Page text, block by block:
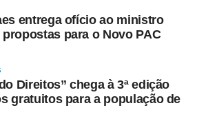
entrega ofício ao ministro
para o Novo PAC
Direitos” chega à 3ª edição
gratuitos para a população de